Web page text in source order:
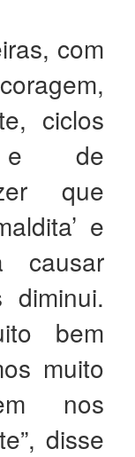
com
ciclos
e de
que
e
causar
diminui.
bem
muito
nos
disse